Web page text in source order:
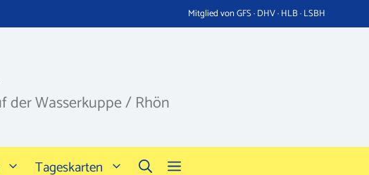
Mitglied von GFS · DHV · HLB · LSBH
der Wasserkuppe / Rhön
Tageskarten